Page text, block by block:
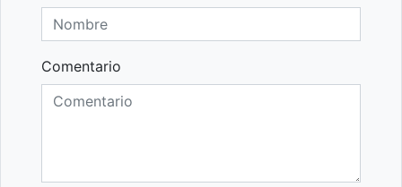
Comentario